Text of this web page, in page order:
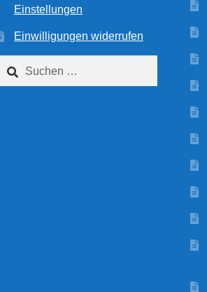
Einstellungen
Einwilligungen widerrufen
nach: